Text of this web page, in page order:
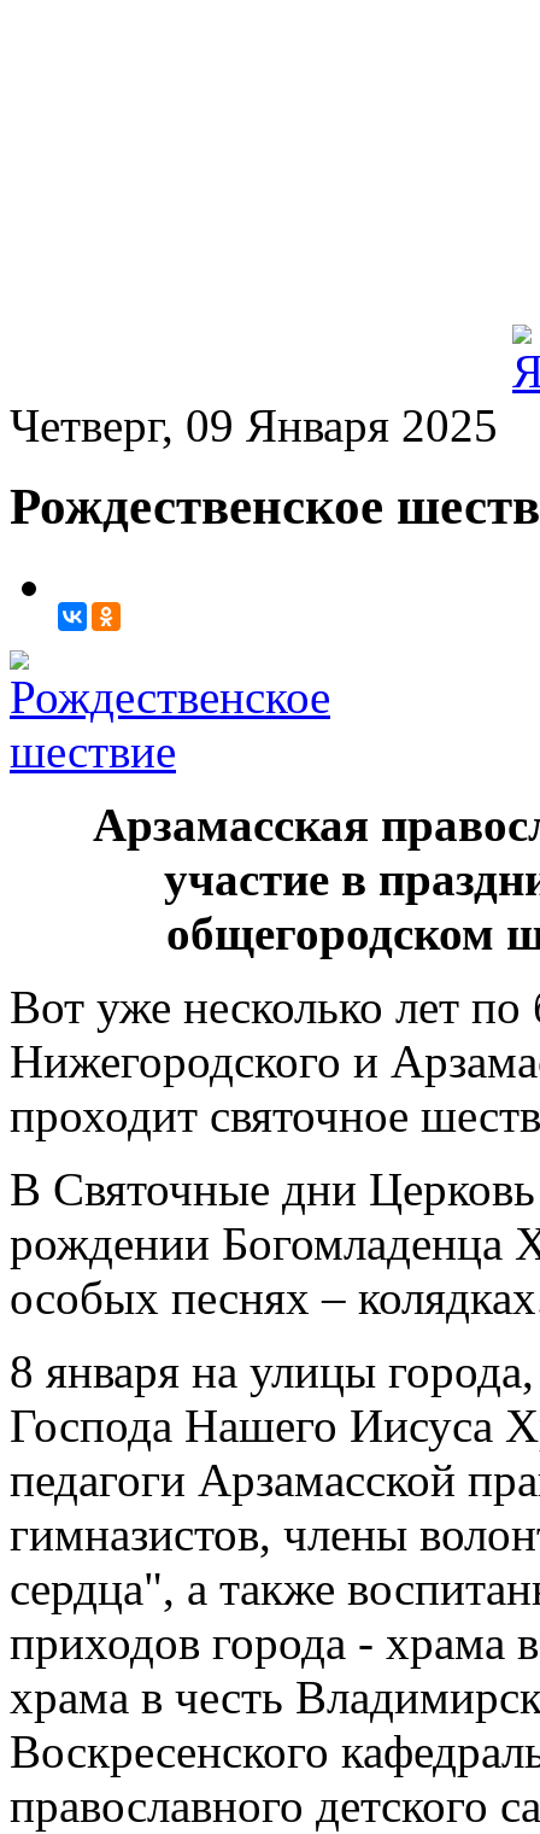
Четверг, 09 Января 2025
Рождественское
Арзамасская
участие в
общегородском
Вот уже несколько лет
Нижегородского и
проходит святочное
В Святочные дни
рождении Богомладенца
особых песнях –
8 января на улицы
Господа Нашего Иисуса
педагоги Арзамасской
гимназистов, члены
сердца", а также
приходов города - храма
храма в честь
Воскресенского
православного детского